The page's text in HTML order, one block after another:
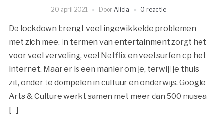
20 april 2021 Door Alicia 0 reactie
De lockdown brengt veel ingewikkelde problemen
met zich mee. In termen van entertainment zorgt het
voor veel verveling, veel Netflix en veel surfen op het
internet. Maar er is een manier om je, terwijl je thuis
zit, onder te dompelen in cultuur en onderwijs. Google
Arts & Culture werkt samen met meer dan 500 musea
[…]